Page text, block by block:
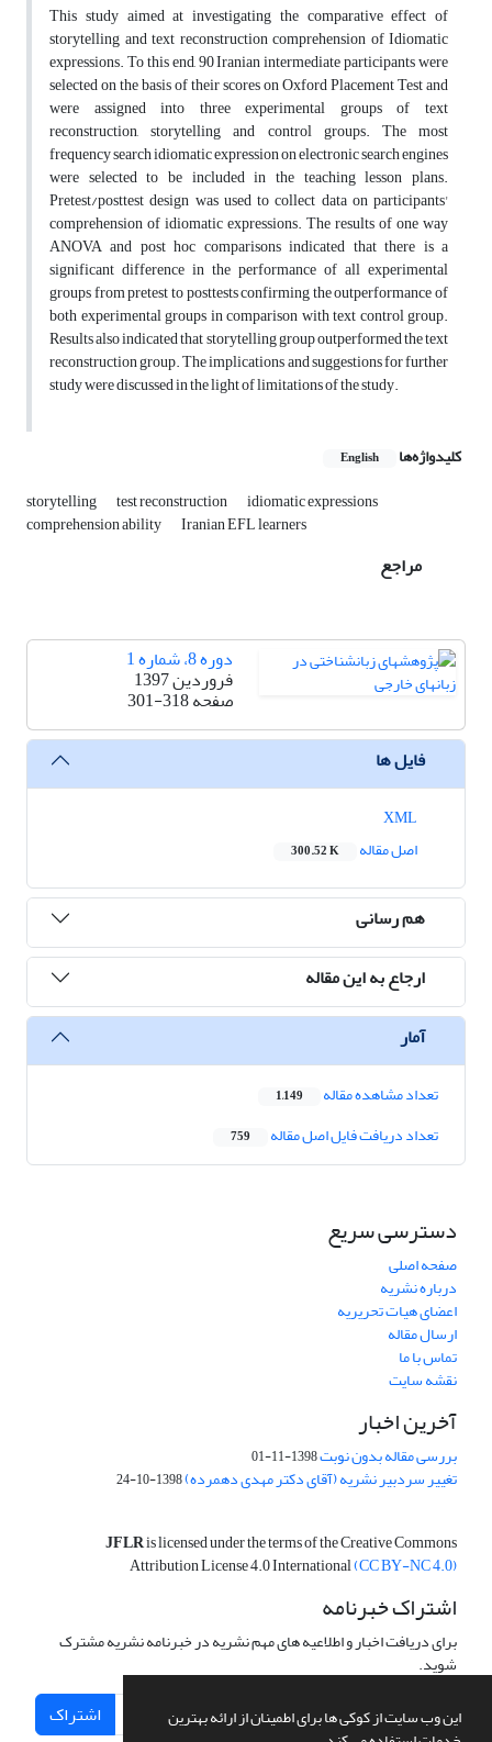
این وب سایت از کوکی ها برای اطمینان از ارائه بهترین
This study aimed at investigating the comparative effect of
storytelling and text reconstruction comprehension of Idiomatic
expressions. To this end, 90 Iranian intermediate participants were
selected on the basis of their scores on Oxford Placement Test and
were assigned into three experimental groups of text
reconstruction, storytelling and control groups. The most
frequency search idiomatic expression on electronic search engines
were selected to be included in the teaching lesson plans.
Pretest/posttest design was used to collect data on participants'
comprehension of idiomatic expressions. The results of one way
ANOVA and post hoc comparisons indicated that there is a
significant difference in the performance of all experimental
groups from pretest to posttests confirming the outperformance of
both experimental groups in comparison with text control group.
Results also indicated that storytelling group outperformed the text
reconstruction group. The implications and suggestions for further
study were discussed in the light of limitations of the study.
کلیدواژه‌ها English
storytelling test reconstruction idiomatic expressions
comprehension ability Iranian EFL learners
مراجع
دوره 8، شماره 1
فروردین 1397
صفحه301-318
فایل ها
اصل مقاله
300.52 K
هم رسانی
ارجاع به این مقاله
آمار
تعداد مشاهده مقاله 1,149
تعداد دریافت فایل اصل مقاله 759
دسترسی سریع
صفحه اصلی
درباره نشریه
اعضای هیات تحریریه
ارسال مقاله
تماس با ما
نقشه سایت
آخرین اخبار
بررسی مقاله بدون نوبت1398-11-01
تغییر سردبیر نشریه (آقای دکتر مهدی دهمرده)1398-10-24
JFLRis licensed under the terms of the Creative Commons
Attribution License 4.0 International(CC BY-NC 4.0)
اشتراک خبرنامه
برای دریافت اخبار و اطلاعیه های مهم نشریه در خبرنامه نشریه مشترک
شوید.
اشتراک